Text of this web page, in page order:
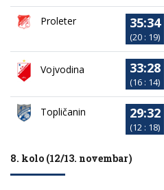
Proleter 35:34
(20 : 19)
Vojvodina 33:28
(16 : 14)
Topličanin 29:32
(12 : 18)
8. kolo (12/13. novembar)